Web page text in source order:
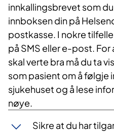
innkallingsbrevet som
innboksen din på
postkasse. I nokre
på SMS eller e-post.
skal verte bra må du ta
som pasient om å følgje
sjukehuset og å lese
nøye.
Sikre at du har